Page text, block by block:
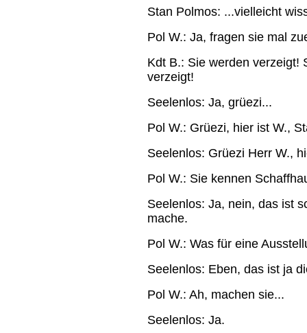
Stan Polmos: ...vielleicht
Pol W.: Ja, fragen sie mal
Kdt B.: Sie werden verzeigt!
verzeigt!
Seelenlos: Ja, grüezi...
Pol W.: Grüezi, hier ist W.,
Seelenlos: Grüezi Herr W.,
Pol W.: Sie kennen
Seelenlos: Ja, nein, das ist
mache.
Pol W.: Was für eine
Seelenlos: Eben, das ist ja
Pol W.: Ah, machen sie...
Seelenlos: Ja.